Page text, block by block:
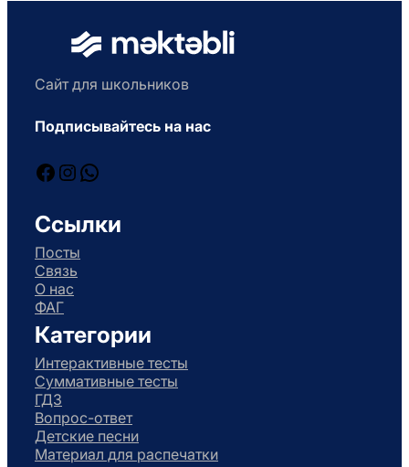
Сайт для школьников
Подписывайтесь на нас
Facebook
Instagram
WhatsApp
Ссылки
Посты
Связь
О нас
ФАГ
Категории
Интерактивные тесты
Суммативные тесты
ГДЗ
Вопрос-ответ
Детские песни
Материал для распечатки